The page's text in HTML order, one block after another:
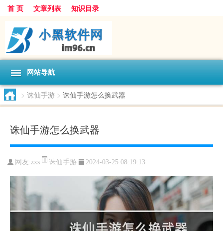
首 页 文章列表 知识目录
网站导航
> 诛仙手游 > 诛仙手游怎么换武器
诛仙手游怎么换武器
网友:zxs 诛仙手游 2024-03-25 08:19:13